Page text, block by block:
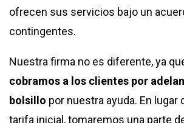
ofrecen sus servicios bajo un
contingentes.
Nuestra firma no es diferente, ya
cobramos a los clientes por
bolsillo por nuestra ayuda. En lugar
tarifa inicial, tomaremos una parte